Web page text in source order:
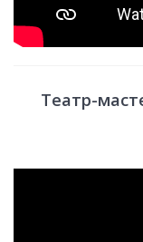
Театр-